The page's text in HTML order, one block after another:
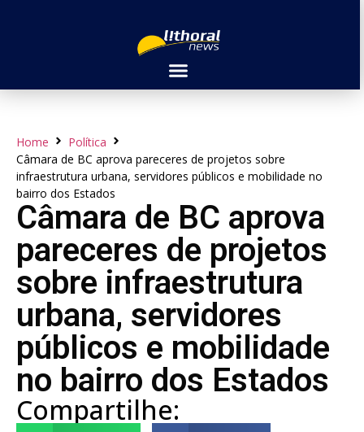
Home
Política
Câmara de BC aprova pareceres de projetos sobre
infraestrutura urbana, servidores públicos e mobilidade no
bairro dos Estados
Câmara de BC aprova
pareceres de projetos
sobre infraestrutura
urbana, servidores
públicos e mobilidade
no bairro dos Estados
Compartilhe: